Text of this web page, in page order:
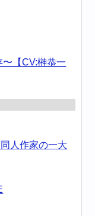
【CV:榊恭一
人作家の一大